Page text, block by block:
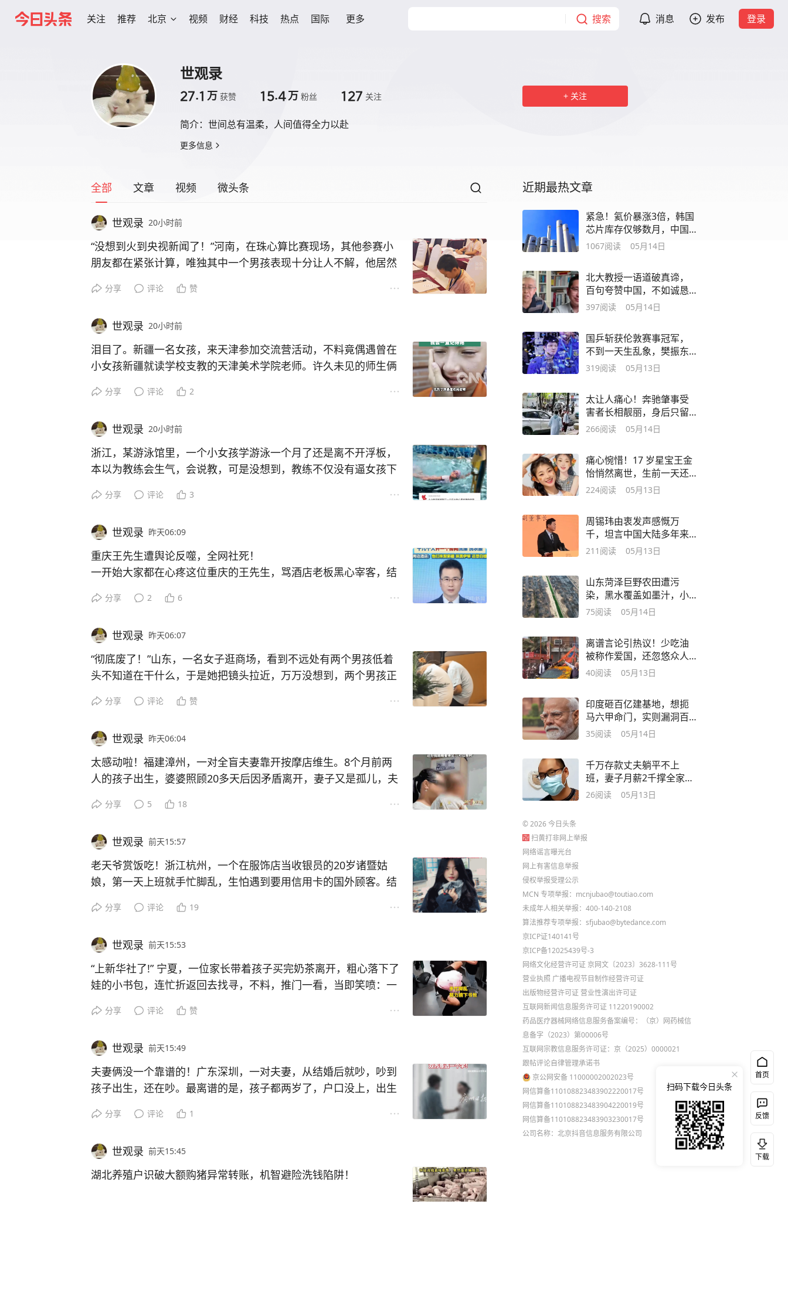
关注 推荐 北京 视频 财经 科技 热点 国际 更多 搜索 消息 发布 登录
世观录
27.1 万 获赞 15.4万 粉丝 127 关注
简介： 世间总有温柔，人间值得全力以赴
更多信息
关注
全部 文章 视频 微头条
世观录 20小时前
“没想到火到央视新闻了！”河南，在珠心算比赛现场，其他参赛小
朋友都在紧张计算，唯独其中一个男孩表现十分让人不解，他居然
题目刚出完，他立马就知道答案，写答案亮答案一气呵成！最终这
河南一场珠心算赛事走红网络，亮点是一名小男孩画风格外反差，
画面就连央视新闻都进行了转载报道。
题目刚一亮出来，他很快写下答案，立刻把纸往前一亮，动作干脆
不拖泥带水，等比赛结束他拿了小学组冠军，大家这才明白他不是
来凑数的，是真有两把刷子。
镜头里后排女孩眉头紧锁，两只手不停拨算盘，整个人都压在题
上，一个忙得停不下来，一个安静得像没开始，这种对比最抓人，
也最容易让人误会他是在偷懒。
评论区很快分两派，有人说这就是天分，有人顺势感叹普通人苦练
在天才面前没意义，这话听着痛快但太省事，拿几十秒当结论很容
珠心算不是看一眼数字答案就自己冒出来，它得先从真算盘练起，
熟悉珠子位置和运算步骤，再慢慢减少手上的动作，最后才能在脑
子里完成一套拨珠流程和结果核对。
所以比赛时不拨算盘不等于没算，只是计算从手上转到脑子里了，
别人看到的是他安静坐着，他脑内可能早把珠子移动完还复核一
遍，才会看起来像秒出答案。
这种本事靠的不是三天聪明劲，是大量重复，数字听错了重来，结
果算错了重来，速度不够继续练，训练枯燥又磨人，光靠兴奋感根
本撑不到赛场。
我们总爱把别人几十秒的表现解释成天生厉害，却很少追问镜头外
发生了啥，孩子怎么练，老师怎么纠正，家长怎么陪，往往都被剪
没了，观众自然看不见。
天资确实存在差异，部分孩子对数字感知敏锐，部分专注力出众，
法取代沉淀与坚持，优势终将慢慢消磨殆尽。
分享 评论 赞
世观录 20小时前
泪目了。新疆一名女孩，来天津参加交流营活动，不料竟偶遇曾在
小女孩新疆就读学校支教的天津美术学院老师。许久未见的师生俩
咽的表示，这位支教老师是她最喜欢的老师。因为这个老师教了女
恩这位老师。
短暂的错愕过后立刻加快脚步上前，满心焦急，唯恐动作慢了，这
对面的蒋祉瑶也一下怔住，认出孩子后眼圈立刻红了，两人没来得
及说啥，先抱在一起，眼泪顺着脸往下掉，周围再吵也没打断这一
下相认。
热孜亚跟随研学交流营奔赴天津，这是她生平第一次离开故土远赴
外地参与活动，她全然没有预料到，日夜惦念的恩师，会在广场之
上毫无预兆地出现在自己眼前。
余，支教结束回归校园深造，师生自此分隔两地，再也不能每日见
面相处。
听说策勒来的小朋友要在民园广场开展活动，蒋祉瑶特地赶去现
导的孩子是否还能认出自己。
这场重逢看似一场偶然的邂逅，实则是师生二人始终铭记彼此，老
师主动奔赴相见，孩子将恩师容貌珍藏心底，才可于人海一眼相
从前热孜亚十分怯于参与课堂互动，手握画笔总是犹豫不决，蒋祉
瑶没有催促她立刻放开自己，放缓教学节奏，从基础练习循序渐进
引导，先帮她敢于下笔，再打磨画作水准。
国画书法手工还有一些传统文化内容慢慢进了课堂，老师也会讲自
己见过的城市和生活，让画画不只停在纸上，而是变成认识世界的
一种方式，孩子听着听着就会想出去看看。
面还有啥，也开始相信自己可以去更远的地方，这种相信不是喊出
来的，是一点点被陪出来的。
分享 评论 2
世观录 20小时前
浙江，某游泳馆里，一个小女孩学游泳一个月了还是离不开浮板，
本以为教练会生气，会说教，可是没想到，教练不仅没有逼女孩下
奇的是，小女孩竟然拿着这小块浮板就开始下水游泳了，网友直
浙江一家游泳馆内，小姑娘学游泳已有一月之久，依旧离不开大号
接僵在水里动弹不得。
这不是简单的动作学不会，她真正怕的是手里突然空了，前面是
水，脚下没着力处，一想到要自己面对，连下水的勇气都没了，浮
板对她来说就是救命稻草。
教练早前尝试过强硬训练模式，让女孩丢掉浮板靠自己练习，她站
在泳池边缘不肯挪动，眼眶通红，宁可停课也不愿失去依靠，强行
催促根本无法化解她的恐惧。
之后教练转变教学思路，不再要求孩子直接舍弃浮板，从大板上掰
一块掌心大小的泡沫，交到女孩手中，告知是特意为她准备的小浮
女孩接过去后手攥得很紧，神奇的是她竟然又走进水里了，双腿开
始蹬，身体也慢慢往前挪，明明还是害怕，但至少动起来了，这一
步就把课堂从僵住拉回到训练。
按道理这么小一块泡沫根本托不住人，放水里甚至还不稳，它解决
不了多少身体上的难题，可它偏偏解决了女孩心里的坎，她知道小
板没啥用却因为能握住而不空。
教练高明不在工具多神，而在他看懂卡点在哪里，他没有一把夺走
依赖，而是把依赖慢慢缩小，让孩子从大支撑过渡到小支撑，再过
分享 评论 3
世观录 昨天06:09
重庆王先生遭舆论反噬，全网社死！
一开始大家都在心疼这位重庆的王先生，骂酒店老板黑心宰客，结
戏”给骗了。
重庆王先生这事一开始在网上炸开，是因为一笔一百五十块被说成
车里过夜费，大家听着就来火，旺季出门不容易，谁遇到这种账单
店，旺季房紧只剩一间大床房，他住进房间，两名女伴只能睡车
里，第二天继续找房仍不够又有人睡车里。
前后算下来有三人次在车里过夜，真正点燃情绪的是7月29日退房
时多出一百五十，账上写车上过夜费，按每人每晚五十算，王先生
说自己只是把车停院里没住客房。
这个说法很容易引发共情，车是自己的，停车费也交了，凭啥再收
住宿费，他要求开发票前台起初没照办，报警后才拿到票据，随后
他又向市场监管投诉。
部门介入后酒店退回一百五十，关于后续补偿网上说法不一，有人
说赔一千，有人说退费后另补五十，这笔账不能靠转述定，得看记
录，但舆论当时已基本把酒店钉在乱收费上。
后来酒店老板娘出来回应并放了监控，另一套说法被推上台面，她
说王先生一行后来又叫来两辆车，人加到十多人，在院子搭天幕摆
炊具做饭，还用洗衣房洗衣并动了员工电饭煲。
分享 2 6
世观录 昨天06:07
“彻底废了！”山东，一名女子逛商场，看到不远处有两个男孩低着
头不知道在干什么，于是她把镜头拉近，万万没想到，两个男孩正
倾！弯到这种弧度真的有点恐怖了。
山东一个商场休息区里，两个男孩并排坐椅子上，周围人来人往挺
热闹，可他俩眼睛一直黏在屏幕上，像没听见外头动静一样，整个
镜头拉近揭开真相，人人紧盯手机屏幕，反常的俯身坐姿格外扎
眼，旁人看着都觉得颈椎饱受压力。
他们的头部大幅度下沉贴近胸口，脖子向前伸出，腰背全程蜷缩紧
绷，没有短暂平视的动作，身躯整体往前蜷缩，肩膀塌陷后背弯
曲，手机越往下放，头部就跟着持续下压。
商场这么吵他们却很久不抬头，也不换坐法，注意力全在屏幕里，
身体发出的酸胀信号好像没被他们当回事，这种沉浸感才让人心里
发紧，不是玩就有错，是玩到失控。
女子把画面发网上，评论很快涌出来，有人担心颈椎被伤，有人直
接骂家长不管，但得说清，隔着一段视频不能给孩子下病情结论，
也不能张口就说不可逆，重点是这种姿势是不是常态。
分享 评论 赞
世观录 昨天06:04
太感动啦！福建漳州，一对全盲夫妻靠开按摩店维生。8个月前两
人的孩子出生，婆婆照顾20多天后因矛盾离开，妻子又是孤儿，夫
担起照顾婴儿的重任。
福建漳州一间小型推拿店由一对全盲夫妻经营，夫妻俩靠着按摩手
艺维持生计，八个月前宝宝降生，原本安稳的务工节奏被打破，全
得赶紧摸索着去哄，这夫妻每天就在挣钱和照顾孩子之间来回跑，
哪头都不敢松。
普通父母换尿布冲奶粉换衣服看脸色都顺手，可他们只能靠手和耳
朵一点点判断，孩子是饿了热了还是不舒服，很多时候不是不会
带，是看不见就更费劲。
孩子吐奶呛奶突然发烧，任何一点异常都能把人吓一跳，他们只能
摸后颈听呼吸听哭声，再凭经验判断下一步怎么办，这种紧张是长
分享 5 18
世观录 前天15:57
老天爷赏饭吃！浙江杭州，一个在服饰店当收银员的20岁诸暨姑
娘，第一天上班就手忙脚乱，生怕遇到要用信用卡的国外顾客。结
手足无措的时候，对方抛出的一句话，居然直接撕开了她人生逆袭
妆广告里唯一的亚洲面孔！
裔模特是浙江诸暨姑娘魏怡婷，多数人并不知晓，短短两年之前，
她第一天上班就撞上最怕的局面，系统不熟票据又乱，几位外国顾
客拿衣服来结账，其中一个递信用卡，她心里发紧怕操作错，低头
分享 评论 19
世观录 前天15:53
“上新华社了!” 宁夏，一位家长带着孩子买完奶茶离开，粗心落下了
娃的小书包，连忙折返回去找寻，不料，推门一看，当即笑喷：一
宁夏中卫有家卖饮品的小店，最近因为一段小视频被很多人刷到，
热闹点不在奶茶多好喝，而是一只小孩书包意外成了年轻店员的临
时玩具。
家长带娃买完就走了，走出去一段才反应过来，孩子的小书包忘店
心里立刻就慌。
分享 评论 赞
世观录 前天15:49
夫妻俩没一个靠谱的！广东深圳，一对夫妻，从结婚后就吵，吵到
孩子出生，还在吵。最离谱的是，孩子都两岁了，户口没上，出生
还要法官给意见。
深圳这对夫妻荒唐之处不在于夫妻感情破裂打算离婚，孩子已然两
分享 评论 1
世观录 前天15:45
湖北养殖户识破大额购猪异常转账，机智避险洗钱陷阱！
近期最热文章
紧急！氦价暴涨3倍，韩国
芯片库存仅够数月，中国
国产氦气迎转机
1067阅读 05月14日
北大教授一语道破真谛，
百句夸赞中国，不如诚恳
指出一个现实问题
397阅读 05月14日
国乒斩获伦敦赛事冠军，
不到一天生乱象，樊振东
无故被网友吐槽
319阅读 05月13日
太让人痛心！奔驰肇事受
害者长相靓丽，身后只留
下两个年幼的孩子
266阅读 05月14日
痛心惋惜！17 岁星宝王金
怡悄然离世，生前一天还
在默默打理家务
224阅读 05月13日
周锡玮由衷发声感慨万
千，坦言中国大陆多年来
厚待台湾
211 阅读 05月13日
山东菏泽巨野农田遭污
染，黑水覆盖如墨汁，小
麦成片死亡损失惨重
75阅读 05月14日
离谱言论引热议！少吃油
被称作爱国，还忽悠众人
别买黄金别结婚
40阅读 05月13日
印度砸百亿建基地，想扼
马六甲命门，实则漏洞百
出难成气候
35阅读 05月14日
千万存款丈夫躺平不上
班，妻子月薪2千撑全家，
背后竟藏七年旧账
26阅读 05月13日
©2026今日头条
扫黄打非网上举报
网络谣言曝光台
网上有害信息举报
侵权举报受理公示
MCN 专项举报：mcnjubao@toutiao.com
未成年人相关举报：400-140-2108
算法推荐专项举报：sfjubao@bytedance.com
京ICP证140141号
京ICP备12025439号-3
网络文化经营许可证 京网文〔2023〕3628-111号
营业执照 广播电视节目制作经营许可证
出版物经营许可证 营业性演出许可证
互联网新闻信息服务许可证 11220190002
药品医疗器械网络信息服务备案编号：（京）网药械信
息备字（2023）第00006号
互联网宗教信息服务许可证：京（2025）0000021
跟帖评论自律管理承诺书
京公网安备 11000002002023号
网信算备110108823483902220017号
网信算备110108823483904220019号
网信算备110108823483903230017号
公司名称：北京抖音信息服务有限公司
首页
反馈
下载
扫码下载今日头条